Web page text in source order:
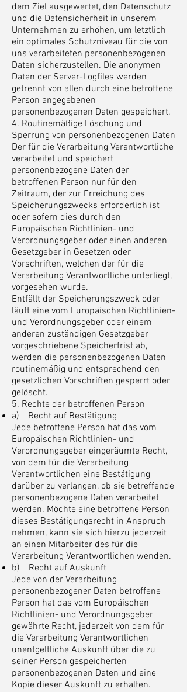
dem Ziel ausgewertet, den Datenschutz
und die Datensicherheit in unserem
Unternehmen zu erhöhen, um letztlich
ein optimales Schutzniveau für die von
uns verarbeiteten personenbezogenen
Daten sicherzustellen. Die anonymen
Daten der Server-Logfiles werden
getrennt von allen durch eine betroffene
Person angegebenen
personenbezogenen Daten gespeichert.
4. Routinemäßige Löschung und
Sperrung von personenbezogenen Daten
Der für die Verarbeitung Verantwortliche
verarbeitet und speichert
personenbezogene Daten der
betroffenen Person nur für den
Zeitraum, der zur Erreichung des
Speicherungszwecks erforderlich ist
oder sofern dies durch den
Europäischen Richtlinien- und
Verordnungsgeber oder einen anderen
Gesetzgeber in Gesetzen oder
Vorschriften, welchen der für die
Verarbeitung Verantwortliche unterliegt,
vorgesehen wurde.
Entfällt der Speicherungszweck oder
läuft eine vom Europäischen Richtlinien-
und Verordnungsgeber oder einem
anderen zuständigen Gesetzgeber
vorgeschriebene Speicherfrist ab,
werden die personenbezogenen Daten
routinemäßig und entsprechend den
gesetzlichen Vorschriften gesperrt oder
gelöscht.
5. Rechte der betroffenen Person
a) Recht auf Bestätigung
Jede betroffene Person hat das vom
Europäischen Richtlinien- und
Verordnungsgeber eingeräumte Recht,
von dem für die Verarbeitung
Verantwortlichen eine Bestätigung
darüber zu verlangen, ob sie betreffende
personenbezogene Daten verarbeitet
werden. Möchte eine betroffene Person
dieses Bestätigungsrecht in Anspruch
nehmen, kann sie sich hierzu jederzeit
an einen Mitarbeiter des für die
Verarbeitung Verantwortlichen wenden.
b) Recht auf Auskunft
Jede von der Verarbeitung
personenbezogener Daten betroffene
Person hat das vom Europäischen
Richtlinien- und Verordnungsgeber
gewährte Recht, jederzeit von dem für
die Verarbeitung Verantwortlichen
unentgeltliche Auskunft über die zu
seiner Person gespeicherten
personenbezogenen Daten und eine
Kopie dieser Auskunft zu erhalten.